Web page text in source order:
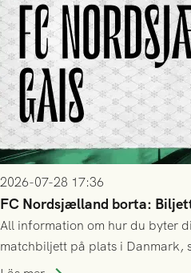
2026-07-28 17:36
FC Nordsjælland borta:
All information om hur du byter
matchbiljett på plats i Danmark,
som står på reservlista eller fått